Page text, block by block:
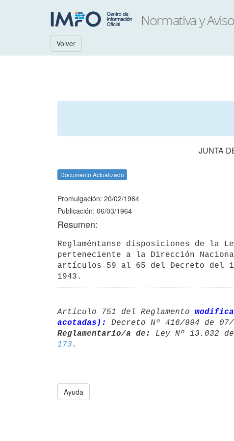
Volver
JUNTA
Documento Actualizado
Promulgación: 20/02/1964
Publicación: 06/03/1964
Resumen:
Reglaméntanse disposiciones de la
perteneciente a la Dirección
artículos 59 al 65 del Decreto del
1943.
Artículo 751 del Reglamento
acotadas):
Decreto Nº 416/994 de
Reglamentario/a de:
Ley Nº 13.032
173
Ayuda